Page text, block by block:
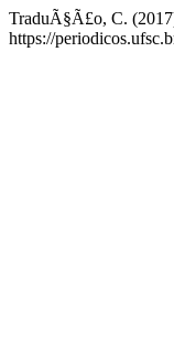
TraduÃ§Ã£o, C.
https://